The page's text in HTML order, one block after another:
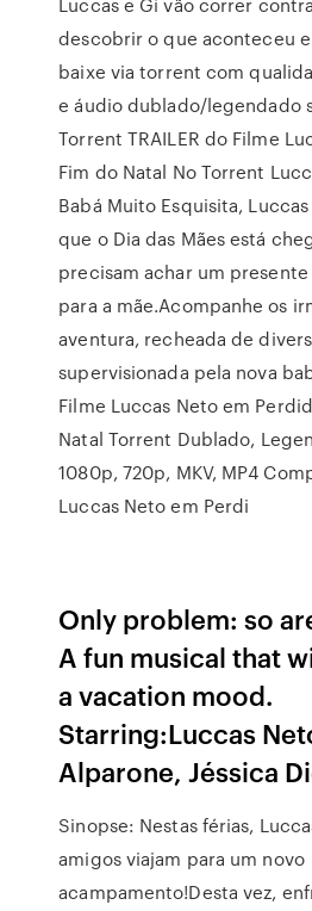
descobrir o que aconteceu e
baixe via torrent com
e áudio dublado/legendado
Torrent TRAILER do Filme
Fim do Natal No Torrent
Babá Muito Esquisita,
que o Dia das Mães está
precisam achar um
para a mãe.Acompanhe os
aventura, recheada de
supervisionada pela nova
Filme Luccas Neto em
Natal Torrent Dublado,
1080p, 720p, MKV, MP4
Luccas Neto em Perdi
Only problem: so
A fun musical that
a vacation mood.
Starring:Luccas
Alparone, Jéssica
Sinopse: Nestas férias,
amigos viajam para um novo
acampamento!Desta vez,